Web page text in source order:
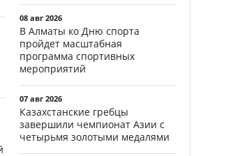
08 авг 2026
В Алматы ко Дню спорта
пройдет масштабная
программа спортивных
мероприятий
07 авг 2026
Казахстанские гребцы
завершили чемпионат Азии с
четырьмя золотыми медалями